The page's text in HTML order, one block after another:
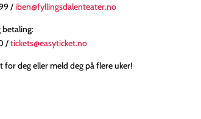
/iben@fyllingsdalenteater.no
betaling:
/tickets@easyticket.no
for deg eller meld deg på flere uker!